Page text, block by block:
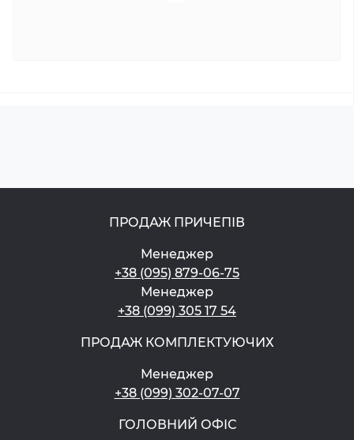
ПРОДАЖ ПРИЧЕПІВ
Менеджер
+38 (095) 879-06-75
Менеджер
+38 (099) 305 17 54
ПРОДАЖ КОМПЛЕКТУЮЧИХ
Менеджер
+38 (099) 302-07-07
ГОЛОВНИЙ ОФІС